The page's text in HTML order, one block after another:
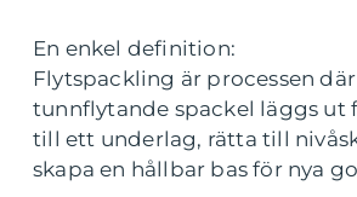
En enkel definition:
Flytspackling är processen
tunnflytande spackel läggs ut
till ett underlag, rätta till
skapa en hållbar bas för nya